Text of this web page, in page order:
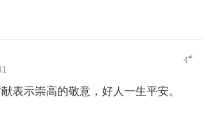
4#
表示崇高的敬意，好人一生平安。